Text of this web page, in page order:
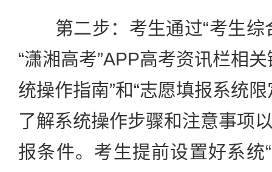
第二步：考生通过“考生综
“潇湘高考”APP高考资讯栏相
统操作指南”和“志愿填报系统
了解系统操作步骤和注意事项
报条件。考生提前设置好系统